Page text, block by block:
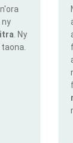
ny
. Ny